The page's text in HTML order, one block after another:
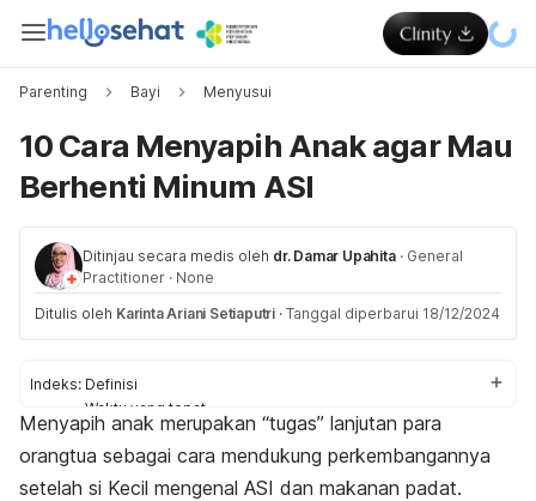
Parenting Bayi Menyusui
10 Cara Menyapih Anak agar Mau
Berhenti Minum ASI
Ditinjau secara medis oleh dr. Damar Upahita · General
Practitioner · None
Ditulis oleh Karinta Ariani Setiaputri · Tanggal diperbarui 18/12/2024
Indeks: Definisi
Waktu yang tepat
Tanda siap
Cara
Menyapih anak merupakan “tugas” lanjutan para
orangtua sebagai cara mendukung perkembangannya
setelah si Kecil mengenal ASI dan makanan padat.